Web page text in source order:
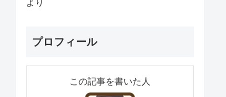
より
プロフィール
この記事を書いた人